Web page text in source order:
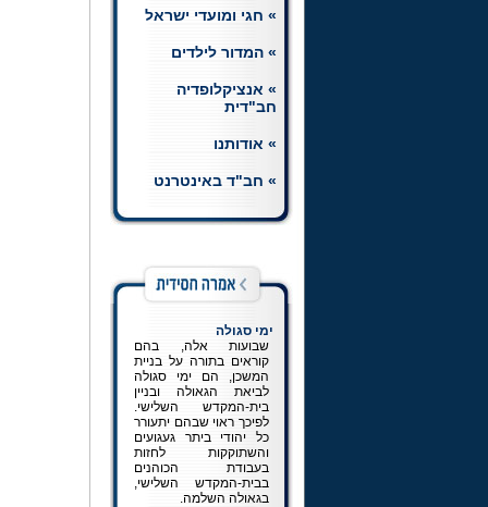
הצטרפו ללומדי השיעורים
היומיים בחומש, תהלים
ברמב"ם.לכניסה למדור
» חגי ומועדי ישראל
» המדור לילדים
» אנציקלופדיה
חב"דית
» אודותנו
» חב"ד באינטרנט
ימי סגולה
שבועות אלה, בהם
קוראים בתורה על בניית
המשכן, הם ימי סגולה
לביאת הגאולה ובניין
בית-המקדש השלישי.
לפיכך ראוי שבהם יתעורר
כל יהודי ביתר געגועים
והשתוקקות לחזות
בעבודת הכוהנים
בבית-המקדש השלישי,
בגאולה השלמה.